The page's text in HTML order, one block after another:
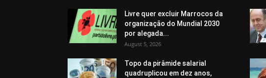
Livre quer excluir Marrocos da
organização do Mundial 2030
por alegada...
August 5, 2026
Topo da pirâmide salarial
quadruplicou em dez anos,